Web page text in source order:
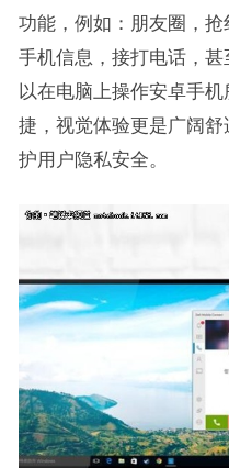
功能，例如：朋友圈，
手机信息，接打电话，
以在电脑上操作安卓手
捷，视觉体验更是广阔
护用户隐私安全。